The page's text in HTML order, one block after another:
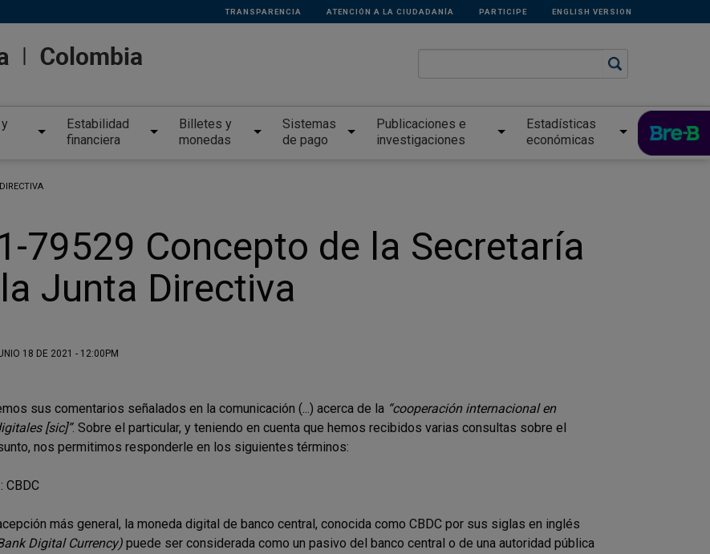
TRANSPARENCIA ATENCIÓN A LA CIUDADANÍA PARTICIPE ENGLISH VERSION
Estabilidad
financiera
Billetes y
monedas
Sistemas
de pago
Publicaciones e
investigaciones
Estadísticas
económicas
79529 Concepto de la Secretaría
Junta Directiva
18 DE 2021 - 12:00PM
sus comentarios señalados en la comunicación (...) acerca de la “cooperación internacional en
[sic]”. Sobre el particular, y teniendo en cuenta que hemos recibidos varias consultas sobre el
nos permitimos responderle en los siguientes términos:
CBDC
más general, la moneda digital de banco central, conocida como CBDC por sus siglas en inglés
Digital Currency)puede ser considerada como un pasivo del banco central o de una autoridad pública